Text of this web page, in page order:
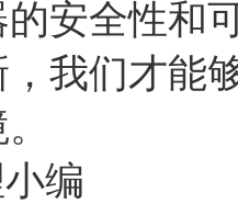
安全性和
我们才能
编